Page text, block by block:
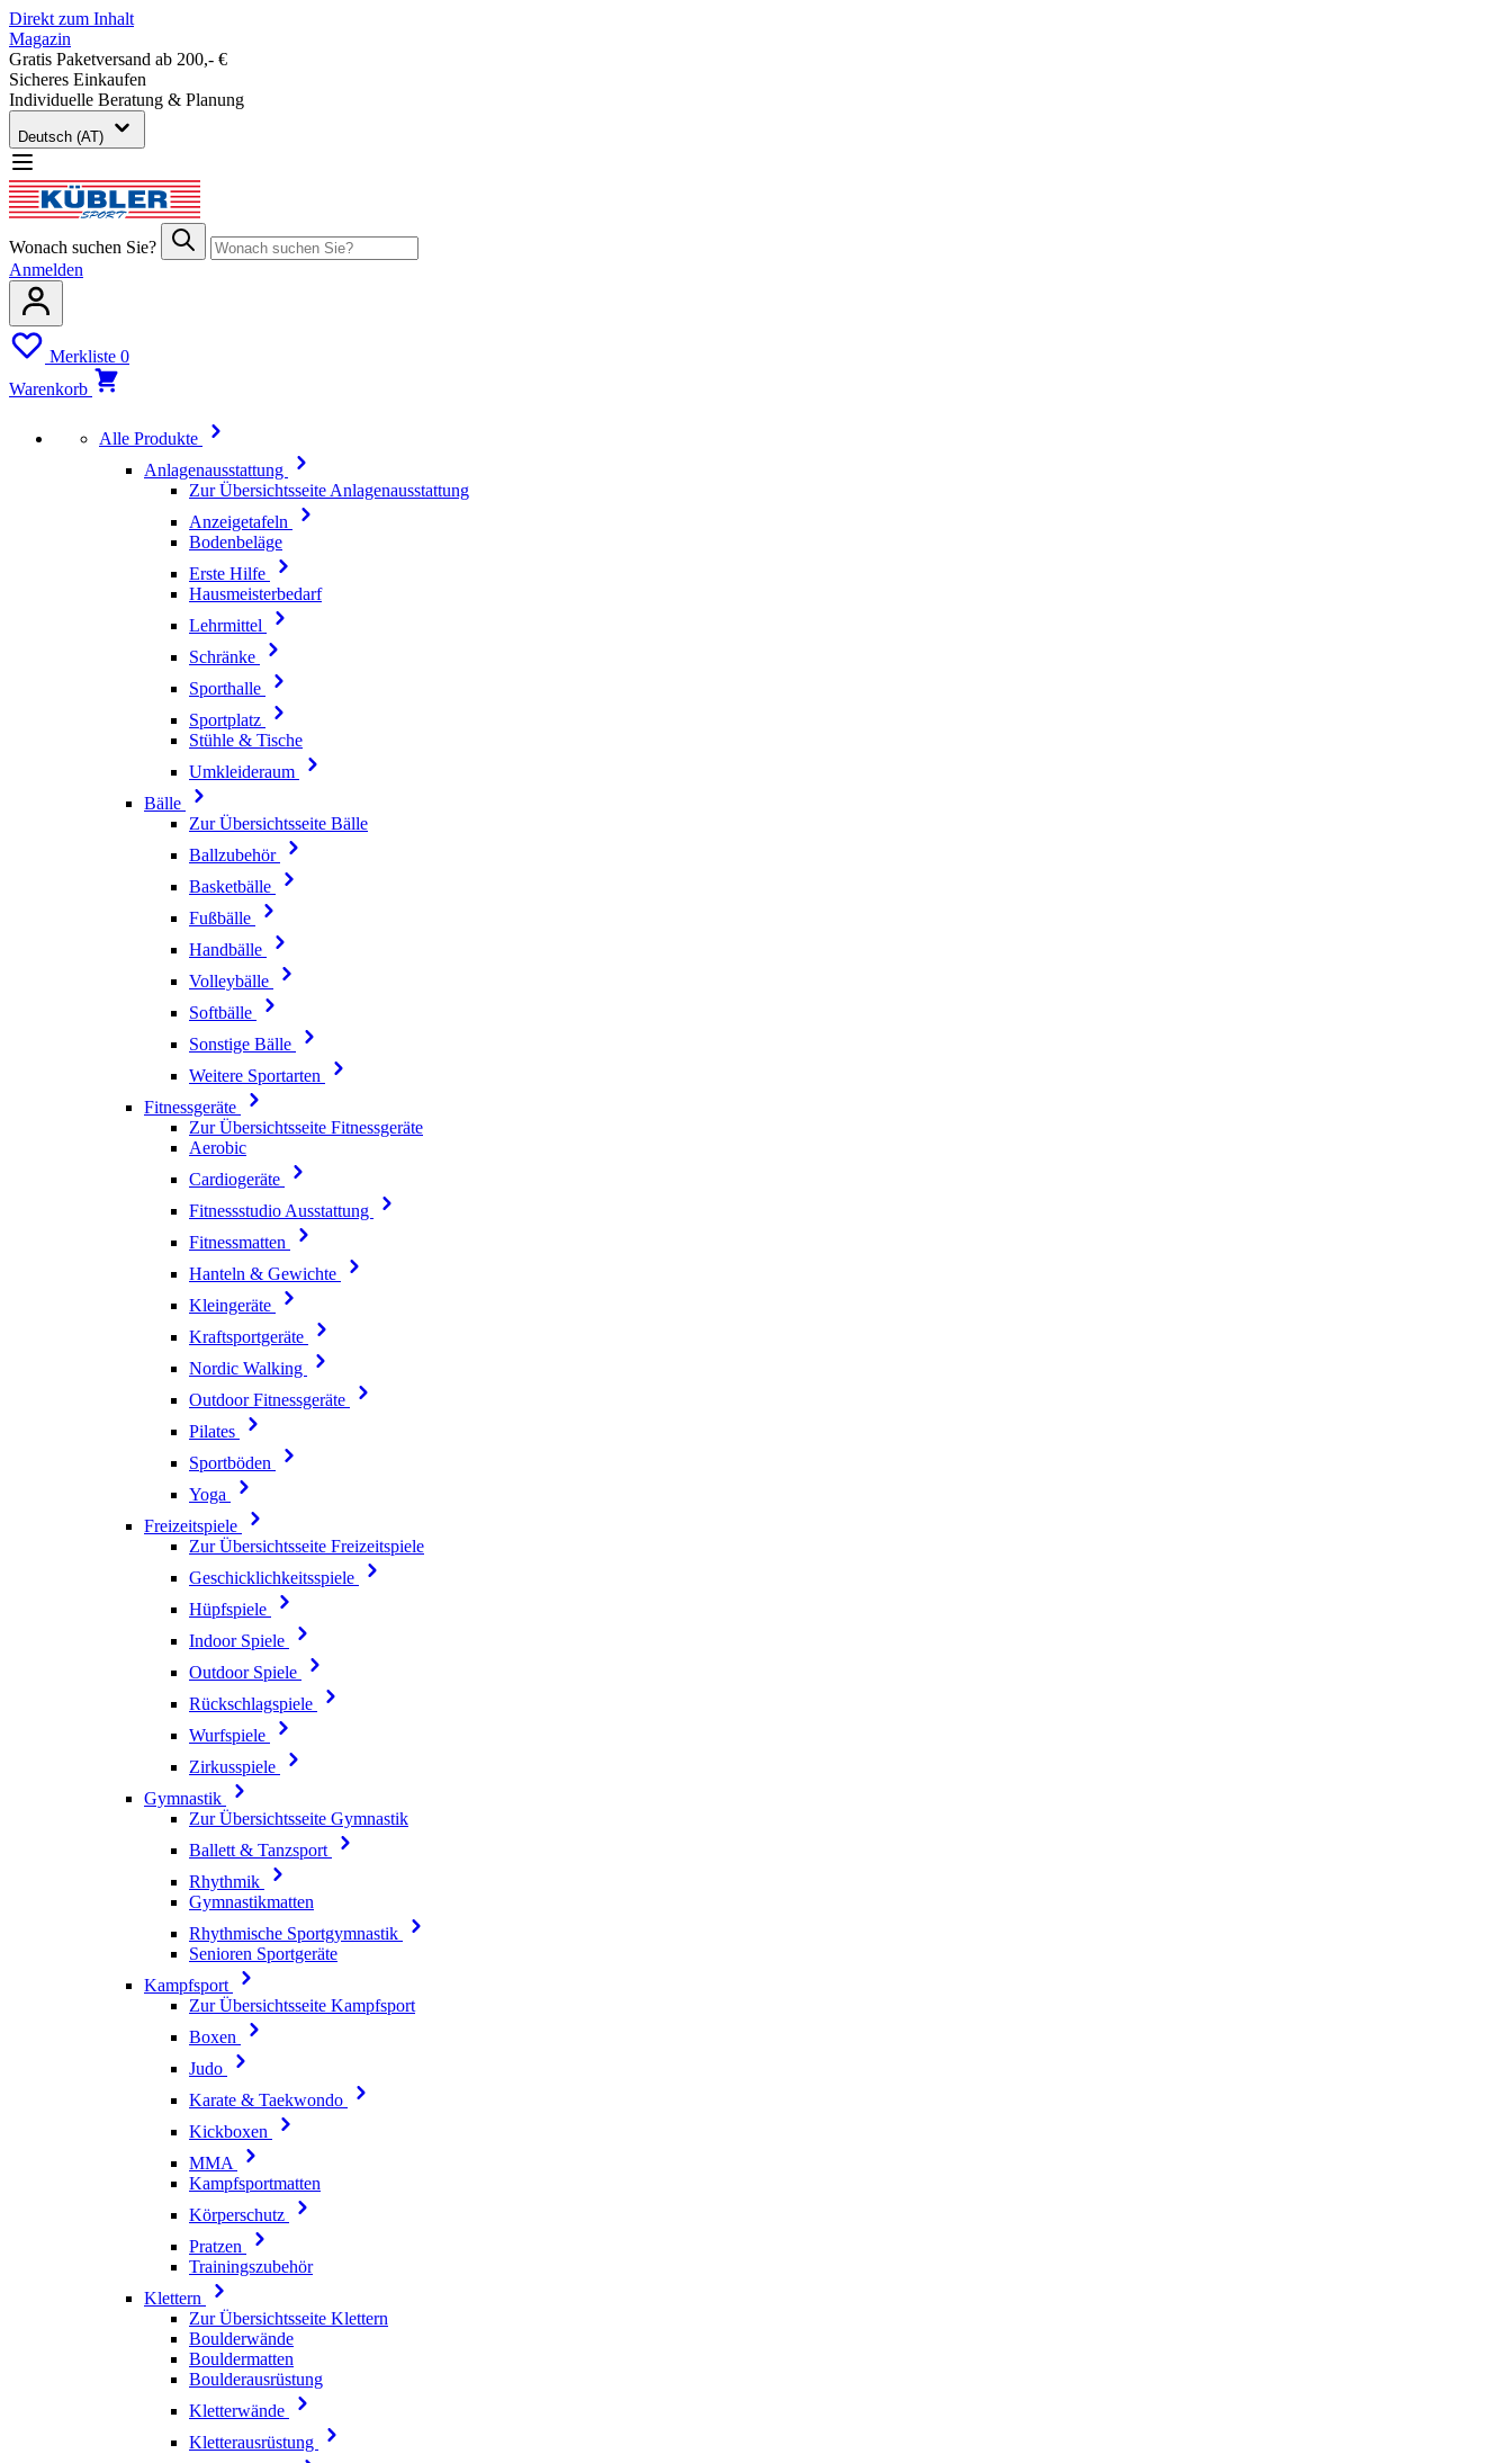
Direkt zum Inhalt
Magazin
Gratis Paketversand ab 200,- €
Sicheres Einkaufen
Individuelle Beratung & Planung
Deutsch (AT)
Wonach suchen Sie?
Anmelden
Merkliste 0
Warenkorb
Alle Produkte
Anlagenausstattung
Zur Übersichtsseite Anlagenausstattung
Anzeigetafeln
Bodenbeläge
Erste Hilfe
Hausmeisterbedarf
Lehrmittel
Schränke
Sporthalle
Sportplatz
Stühle & Tische
Umkleideraum
Bälle
Zur Übersichtsseite Bälle
Ballzubehör
Basketbälle
Fußbälle
Handbälle
Volleybälle
Softbälle
Sonstige Bälle
Weitere Sportarten
Fitnessgeräte
Zur Übersichtsseite Fitnessgeräte
Aerobic
Cardiogeräte
Fitnessstudio Ausstattung
Fitnessmatten
Hanteln & Gewichte
Kleingeräte
Kraftsportgeräte
Nordic Walking
Outdoor Fitnessgeräte
Pilates
Sportböden
Yoga
Freizeitspiele
Zur Übersichtsseite Freizeitspiele
Geschicklichkeitsspiele
Hüpfspiele
Indoor Spiele
Outdoor Spiele
Rückschlagspiele
Wurfspiele
Zirkusspiele
Gymnastik
Zur Übersichtsseite Gymnastik
Ballett & Tanzsport
Rhythmik
Gymnastikmatten
Rhythmische Sportgymnastik
Senioren Sportgeräte
Kampfsport
Zur Übersichtsseite Kampfsport
Boxen
Judo
Karate & Taekwondo
Kickboxen
MMA
Kampfsportmatten
Körperschutz
Pratzen
Trainingszubehör
Klettern
Zur Übersichtsseite Klettern
Boulderwände
Bouldermatten
Boulderausrüstung
Kletterwände
Kletterausrüstung